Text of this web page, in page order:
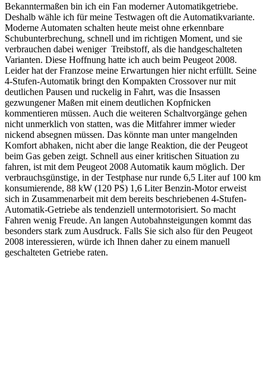
Bekanntermaßen bin ich ein Fan moderner Automatikgetriebe.
Deshalb wähle ich für meine Testwagen oft die Automatikvariante.
Moderne Automaten schalten heute meist ohne erkennbare
Schubunterbrechung, schnell und im richtigen Moment, und sie
verbrauchen dabei weniger Treibstoff, als die handgeschalteten
Varianten. Diese Hoffnung hatte ich auch beim Peugeot 2008.
Leider hat der Franzose meine Erwartungen hier nicht erfüllt. Seine
4-Stufen-Automatik bringt den Kompakten Crossover nur mit
deutlichen Pausen und ruckelig in Fahrt, was die Insassen
gezwungener Maßen mit einem deutlichen Kopfnicken
kommentieren müssen. Auch die weiteren Schaltvorgänge gehen
nicht unmerklich von statten, was die Mitfahrer immer wieder
nickend absegnen müssen. Das könnte man unter mangelnden
Komfort abhaken, nicht aber die lange Reaktion, die der Peugeot
beim Gas geben zeigt. Schnell aus einer kritischen Situation zu
fahren, ist mit dem Peugeot 2008 Automatik kaum möglich. Der
verbrauchsgünstige, in der Testphase nur runde 6,5 Liter auf 100 km
konsumierende, 88 kW (120 PS) 1,6 Liter Benzin-Motor erweist
sich in Zusammenarbeit mit dem bereits beschriebenen 4-Stufen-
Automatik-Getriebe als tendenziell untermotorisiert. So macht
Fahren wenig Freude. An langen Autobahnsteigungen kommt das
besonders stark zum Ausdruck. Falls Sie sich also für den Peugeot
2008 interessieren, würde ich Ihnen daher zu einem manuell
geschalteten Getriebe raten.